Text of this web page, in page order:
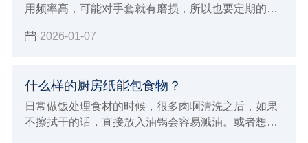
用频率高，可能对手套就有磨损，所以也要定期的进
好坏呢？小辉来分享一些简单的方法，以及测试标
2026-01-07
什么样的厨房纸能包食物？
日常做饭处理食材的时候，很多肉啊清洗之后，如果
不擦拭干的话，直接放入油锅会容易溅油。或者想要